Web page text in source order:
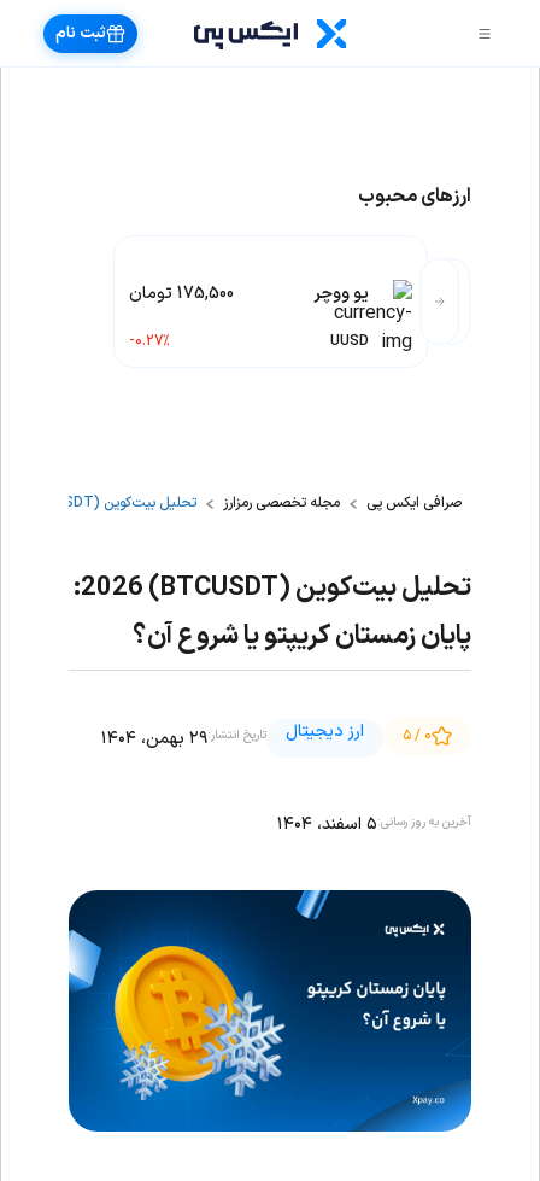
ثبت نام
ارزهای محبوب
یو ووچر
UUSD
175,500 تومان
-0.27%
صرافی ایکس پی مجله تخصصی رمزارز تحلیل بیت‌کوین (BTCUSDT) 2026: پایان زمستان کریپتو یا شروع آن؟
تحلیل بیت‌کوین (BTCUSDT) 2026:
پایان زمستان کریپتو یا شروع آن؟
۰ / ۵ ارز دیجیتال تاریخ انتشار:۲۹ بهمن، ۱۴۰۴
آخرین به روز رسانی:۵ اسفند، ۱۴۰۴